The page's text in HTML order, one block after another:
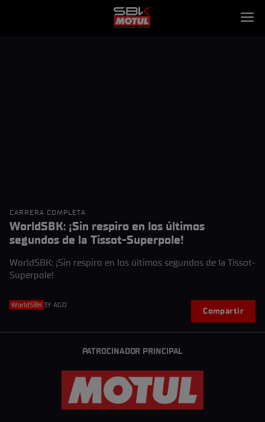
CARRERA COMPLETA
WorldSBK: ¡Sin respiro en los últimos
segundos de la Tissot-Superpole!
WorldSBK: ¡Sin respiro en los últimos segundos de la Tissot-
Superpole!
WorldSBK 3Y AGO
Compartir
PATROCINADOR PRINCIPAL